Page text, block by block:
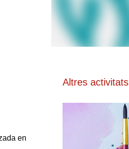
en
Altres activitats